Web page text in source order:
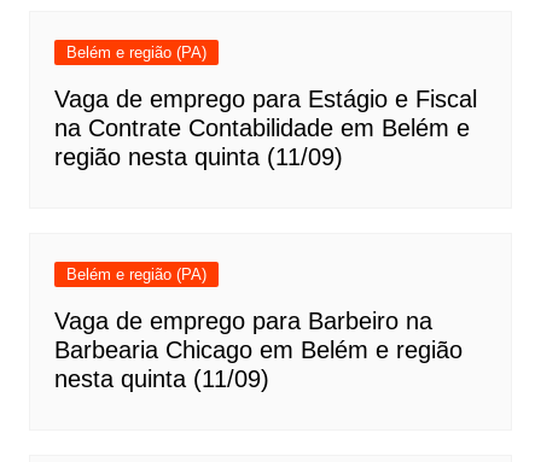
Belém e região (PA)
Vaga de emprego para Estágio e Fiscal
na Contrate Contabilidade em Belém e
região nesta quinta (11/09)
Belém e região (PA)
Vaga de emprego para Barbeiro na
Barbearia Chicago em Belém e região
nesta quinta (11/09)